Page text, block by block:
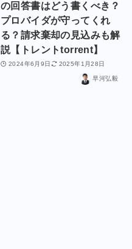
の回答書はどう書くべき？
プロバイダが守ってくれ
る？請求棄却の見込みも解
説【トレントtorrent】
2024年6月9日 2025年1月28日
早河弘毅